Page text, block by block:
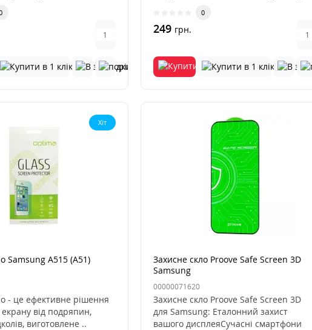
0
249 грн.
Хіт
Samsung A515 (A51)
- це ефективне рішення
екрану від подряпин,
виготовлене ..
Захисне скло Proove Safe Screen 3D
Samsung
A36/A37/A56/M56/S24FE/S25FE Чорне
00000071620
Захисне скло Proove Safe Screen 3D
для Samsung: Еталонний захист
вашого дисплеяСучасні смартфони